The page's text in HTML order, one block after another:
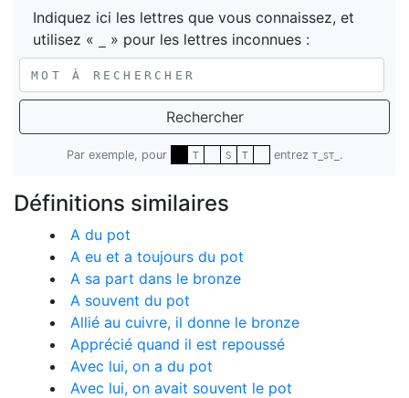
Indiquez ici les lettres que vous connaissez, et
utilisez «
» pour les lettres inconnues :
Rechercher
Par exemple, pour T S T entrez T_ST_ .
Définitions similaires
A du pot
A eu et a toujours du pot
A sa part dans le bronze
A souvent du pot
Allié au cuivre, il donne le bronze
Apprécié quand il est repoussé
Avec lui, on a du pot
Avec lui, on avait souvent le pot